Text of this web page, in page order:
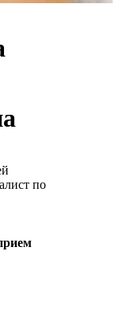
по